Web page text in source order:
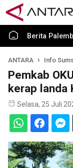
Berita
ANTARA Info
Pemkab
kerap landa
Selasa, 25 Juli